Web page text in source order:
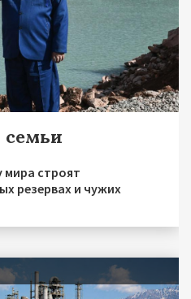
строят
резервах и чужих